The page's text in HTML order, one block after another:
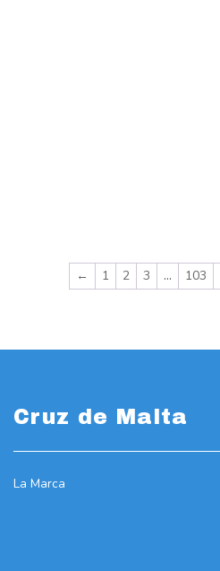
← 1 2 3 … 103
Cruz de Malta
La Marca